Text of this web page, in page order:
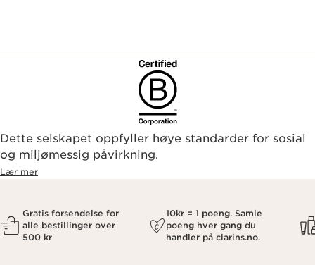
Dette selskapet oppfyller høye standarder for sosial
og miljømessig påvirkning.
Lær mer
Gratis forsendelse for
alle bestillinger over
500 kr
10kr = 1 poeng. Samle
poeng hver gang du
handler på clarins.no.